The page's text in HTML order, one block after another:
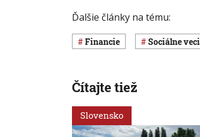
Ďalšie články na tému:
Financie Sociálne veci
Čítajte tiež
Slovensko